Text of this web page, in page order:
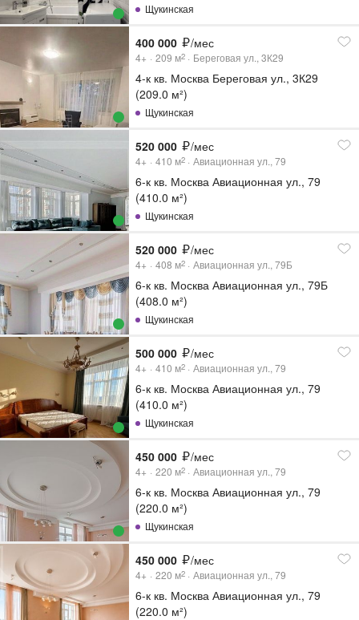
Щукинская
400 000 /мес
4+ 209 м2 Береговая ул., 3К29
4-к кв. Москва Береговая ул., 3К29
(209.0 м²)
Щукинская
520 000 /мес
4+ 410 м2 Авиационная ул., 79
6-к кв. Москва Авиационная ул., 79
(410.0 м²)
Щукинская
520 000 /мес
4+ 408 м2 Авиационная ул., 79Б
6-к кв. Москва Авиационная ул., 79Б
(408.0 м²)
Щукинская
500 000 /мес
4+ 410 м2 Авиационная ул., 79
6-к кв. Москва Авиационная ул., 79
(410.0 м²)
Щукинская
450 000 /мес
4+ 220 м2 Авиационная ул., 79
6-к кв. Москва Авиационная ул., 79
(220.0 м²)
Щукинская
450 000 /мес
4+ 220 м2 Авиационная ул., 79
6-к кв. Москва Авиационная ул., 79
(220.0 м²)